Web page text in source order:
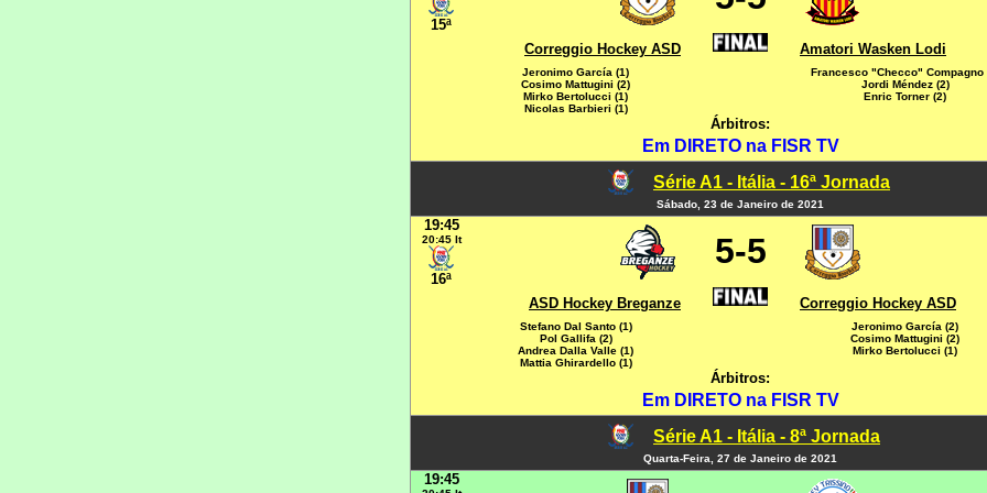
15ª
Correggio Hockey ASD Amatori Wasken Lodi
Jeronimo García (1)
Cosimo Mattugini (2)
Mirko Bertolucci (1)
Nicolas Barbieri (1)
Francesco "Checco" Compagno
Jordi Méndez (2)
Enric Torner (2)
Árbitros:
Em DIRETO na FISR TV
Série A1 - Itália - 16ª Jornada
Sábado, 23 de Janeiro de 2021
19:45
20:45 It
16ª
5-5
ASD Hockey Breganze Correggio Hockey ASD
Stefano Dal Santo (1)
Pol Gallifa (2)
Andrea Dalla Valle (1)
Mattia Ghirardello (1)
Jeronimo García (2)
Cosimo Mattugini (2)
Mirko Bertolucci (1)
Árbitros:
Em DIRETO na FISR TV
Série A1 - Itália - 8ª Jornada
Quarta-Feira, 27 de Janeiro de 2021
19:45